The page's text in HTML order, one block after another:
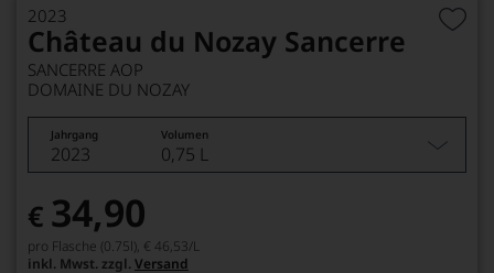
2023
Château du Nozay Sancerre
SANCERRE AOP
DOMAINE DU NOZAY
Jahrgang Volumen
2023 0,75 L
€ 34,90
pro Flasche (0.75l), € 46,53/L
inkl. Mwst. zzgl. Versand